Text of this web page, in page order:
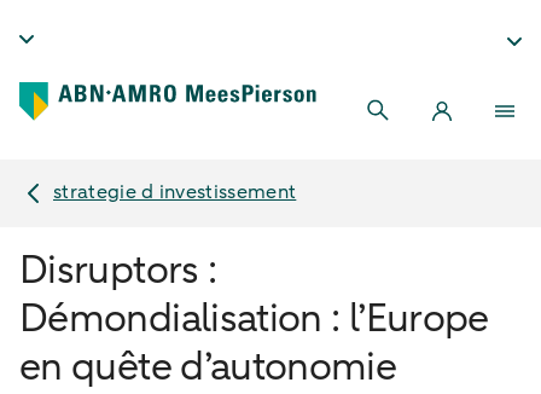
strategie d investissement
Disruptors :
Démondialisation : l’Europe
en quête d’autonomie